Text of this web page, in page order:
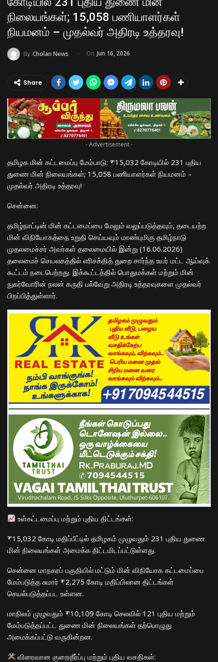
நிலையங்கள்; 15,058 பணியாளர்கள்
நியமனம் – முதல்வர் அதிரடி உத்தரவு!
By Cholan News On Jun 16, 2026
Share
- Advertisement -
தமிழக மின் கட்டமைப்பு மேம்பாடு: ₹15,032 கோடியில் 231 புதிய
துணை மின் நிலையங்கள்; 15,058 பணியாளர்கள் நியமனம் –
முதல்வர் அதிரடி உத்தரவு!
​சென்னை:
தமிழ்நாட்டின் மின் கட்டமைப்பை மேலும் வலுப்படுத்தவும், தடையற்ற
மின் விநியோகத்தை உறுதி செய்யவும் மாண்புமிகு தமிழ்நாடு
முதலமைச்சர் அவர்கள் தலைமையில் இன்று (16.06.2026)
தலைமைச் செயலகத்தில் எரிசக்தித் துறை சார்ந்த உயர் மட்ட ஆய்வுக்
கூட்டம் நடைபெற்றது. இக்கூட்டத்தில் பொதுமக்கள் மற்றும் மின்
நுகர்வோரின் நலன் கருதி பல்வேறு அதிரடி உத்தரவுகளை முதல்வர்
பிறப்பித்துள்ளார்.
உள்கட்டமைப்பு மற்றும் புதிய திட்டங்கள்:
​₹15,032 கோடி மதிப்பீட்டில் தமிழகம் முழுவதும் 231 புதிய துணை
மின் நிலையங்கள் அமைக்க திட்டமிடப்பட்டுள்ளது.
​சென்னை மாநகரப் பகுதியில் மட்டும் மின் விநியோக கட்டமைப்பை
மேம்படுத்த சுமார் ₹2,275 கோடி மதிப்பிலான திட்டங்கள்
செயல்படுத்தப்பட உள்ளன.
​மாநிலம் முழுவதும் ₹10,109 கோடி செலவில் 121 புதிய மற்றும்
மேம்படுத்தப்பட்ட துணை மின் நிலையங்கள் தற்பொழுது
அமைக்கப்பட்டு வருகின்றன.
விரைவான குறைதீர்ப்பு மற்றும் புதிய வசதிகள்: